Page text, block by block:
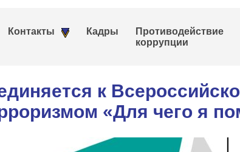
Контакты Кадры
Противодействие
коррупции
к
«Для чего я